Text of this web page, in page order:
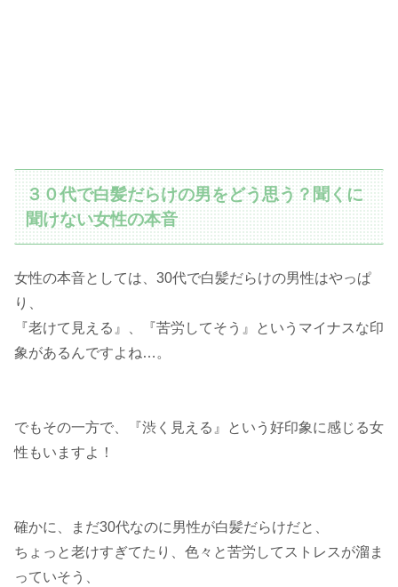
３０代で白髪だらけの男をどう思う？聞くに
聞けない女性の本音
女性の本音としては、30代で白髪だらけの男性はやっぱ
り、
『老けて見える』、『苦労してそう』というマイナスな印
象があるんですよね…。
でもその一方で、『渋く見える』という好印象に感じる女
性もいますよ！
確かに、まだ30代なのに男性が白髪だらけだと、
ちょっと老けすぎてたり、色々と苦労してストレスが溜ま
っていそう、